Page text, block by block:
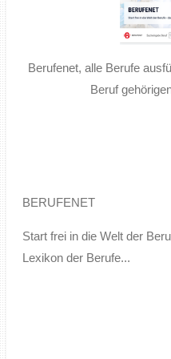
Berufenet, alle Berufe
Beruf
BERUFENET
Start frei in die Welt der
Lexikon der Berufe...